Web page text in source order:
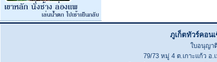
ภูเก็ตทัวร์คอน
ใบอนุญา
79/73 หมู่ 4 ต.เกาะแก้ว อ.